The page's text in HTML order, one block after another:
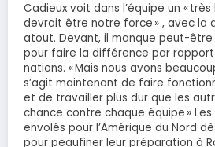
Cadieux voit dans l’équipe un «
devrait être notre force » , avec la
atout. Devant, il manque peut-être
pour faire la différence par rapport
nations. « Mais nous avons
s’agit maintenant de faire
et de travailler plus dur que les
chance contre chaque équipe » Les
envolés pour l’Amérique du Nord
pour peaufiner leur préparation à